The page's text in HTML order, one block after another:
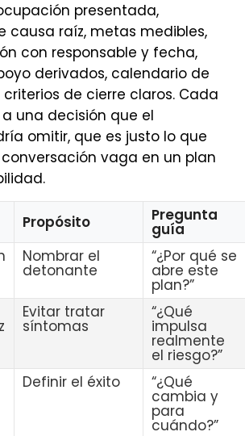
presentada,
causa raíz, metas medibles,
con responsable y fecha,
derivados, calendario de
de cierre claros. Cada
una decisión que el
omitir, que es justo lo que
vaga en un plan
Propósito Pregunta
guía
Nombrar el
detonante
“¿Por qué se
abre este
plan?”
Evitar tratar
síntomas
“¿Qué
impulsa
realmente
el riesgo?”
Definir el éxito “¿Qué
cambia y
para
cuándo?”